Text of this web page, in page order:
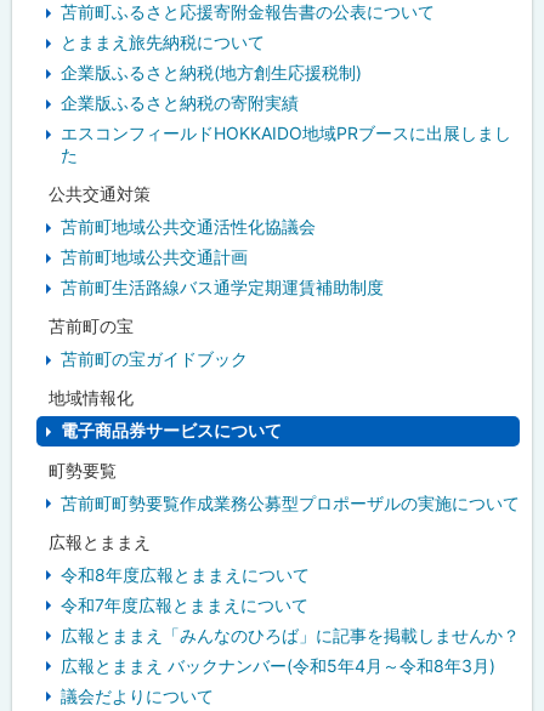
苫前町ふるさと応援寄附金報告書の公表について
とままえ旅先納税について
企業版ふるさと納税(地方創生応援税制)
企業版ふるさと納税の寄附実績
エスコンフィールドHOKKAIDO地域PRブースに出展しまし
た
公共交通対策
苫前町地域公共交通活性化協議会
苫前町地域公共交通計画
苫前町生活路線バス通学定期運賃補助制度
苫前町の宝
苫前町の宝ガイドブック
地域情報化
電子商品券サービスについて
町勢要覧
苫前町町勢要覧作成業務公募型プロポーザルの実施について
広報とままえ
令和8年度広報とままえについて
令和7年度広報とままえについて
広報とままえ「みんなのひろば」に記事を掲載しませんか？
広報とままえ バックナンバー(令和5年4月～令和8年3月)
議会だよりについて